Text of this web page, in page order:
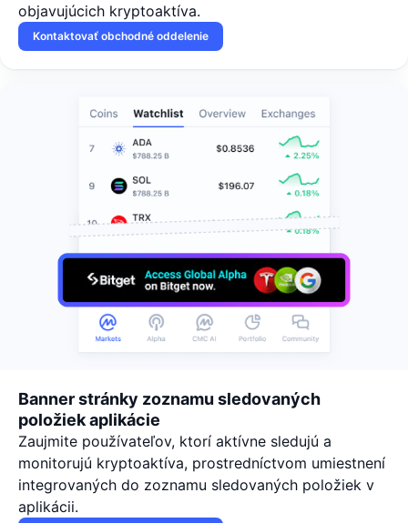
objavujúcich kryptoaktíva.
Kontaktovať obchodné oddelenie
Banner stránky zoznamu sledovaných
položiek aplikácie
Zaujmite používateľov, ktorí aktívne sledujú a
monitorujú kryptoaktíva, prostredníctvom umiestnení
integrovaných do zoznamu sledovaných položiek v
aplikácii.